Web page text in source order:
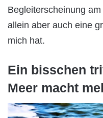
Begleiterscheinung am
allein aber auch eine
mich hat.
Ein bisschen
Meer macht